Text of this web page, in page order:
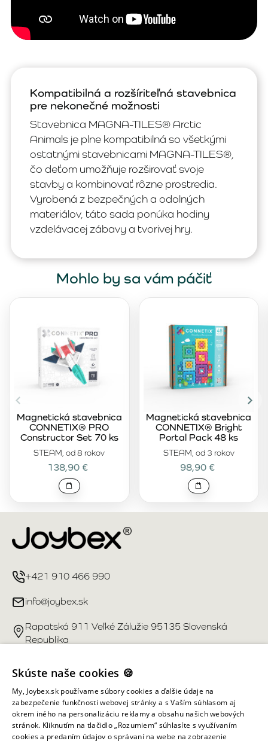
Kompatibilná a rozšíriteľná stavebnica
pre nekonečné možnosti
Stavebnica MAGNA-TILES® Arctic
Animals je plne kompatibilná so všetkými
ostatnými stavebnicami MAGNA-TILES®,
čo deťom umožňuje rozširovať svoje
stavby a kombinovať rôzne prostredia.
Vyrobená z bezpečných a odolných
materiálov, táto sada ponúka hodiny
vzdelávacej zábavy a tvorivej hry.
Mohlo by sa vám páčiť
STEAM, od 8 rokov
Magnetická stavebnica
CONNETIX® PRO
Constructor Set 70 ks
138,90 €
STEAM, od 3 rokov
Magnetická stavebnica
CONNETIX® Bright
Portal Pack 48 ks
98,90 €
+421 910 466 990
info@joybex.sk
Rapatská 911 Veľké Zálužie 95135 Slovenská
Republika
Užitočné odkazy
Účet
Informácie obchodu
Skúste naše cookies 🍪
My, Joybex.sk používame súbory cookies a ďalšie údaje na
zabezpečenie funkčnosti webovej stránky a s Vaším súhlasom aj
okrem iného na personalizáciu reklamy a obsahu našich webových
stránok. Kliknutím na tlačidlo „Rozumiem“ súhlasíte s využívaním
cookies a predaním údajov o správaní na webe na zobrazenie